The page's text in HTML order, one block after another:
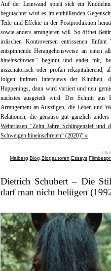
Auf der Leinwand spielt sich ein
begutachtet wird es im enthüllenden
Teile und Effekte in der Postproduktion
sowie anders arrangieren will. So öffnet
irdischen Kontroversen entrissenen
entspinnende Herangehensweise an einen
hineinschreien” beginnt und endet mit,
inszenatorisch oder profan rekapitulierend,
folgen intimen Interviews der Kindheit,
Happenings, dann wird variiert und neu
nächstes ausgeteilt wird. Der Schnitt aus
Arrangement an Auszügen, die Leben und
Relationen, die genauso gut gänzlich
Weiterlesen “Zehn Jahre Schlingensief
Schweigen hineinschreien“ (2020)” »
Malberg Blog Blogautoren Essays
Dietrich Schubert – Die
darf man nicht belügen